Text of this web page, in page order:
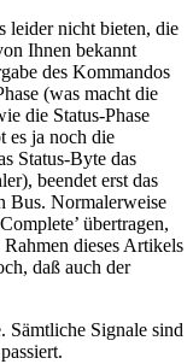
leider nicht bieten, die
Ihnen bekannt
des Kommandos
(was macht die
die Status-Phase
es ja noch die
Status-Byte das
beendet erst das
Bus. Normalerweise
übertragen,
dieses Artikels
daß auch der
Sämtliche Signale sind